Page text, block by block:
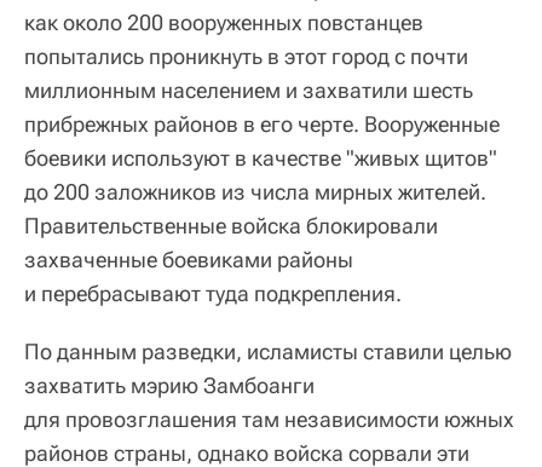
как около 200 вооруженных повстанцев
попытались проникнуть в этот город с почти
миллионным населением и захватили шесть
прибрежных районов в его черте. Вооруженные
боевики используют в качестве "живых щитов"
до 200 заложников из числа мирных жителей.
Правительственные войска блокировали
захваченные боевиками районы
и перебрасывают туда подкрепления.
По данным разведки, исламисты ставили целью
захватить мэрию Замбоанги
для провозглашения там независимости южных
районов страны, однако войска сорвали эти